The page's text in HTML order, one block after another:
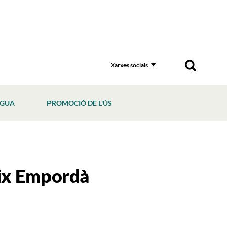
Xarxes socials
PROMOCIÓ DE L'ÚS
Empordà